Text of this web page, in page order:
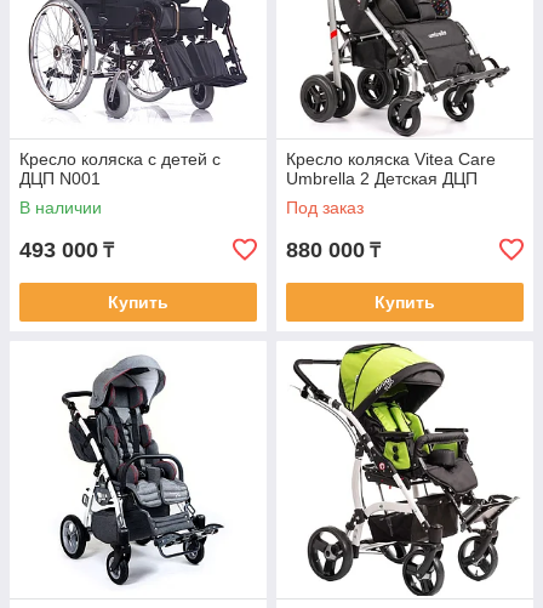
Кресло коляска с детей с
ДЦП N001
В наличии
493 000 ₸
Купить
Кресло коляска Vitea Care
Umbrella 2 Детская ДЦП
Под заказ
880 000 ₸
Купить